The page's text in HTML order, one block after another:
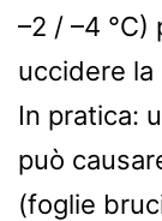
–2 / –4
uccidere la
In pratica:
può
(foglie